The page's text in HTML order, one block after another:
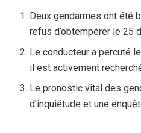
Deux gendarmes ont été
refus d’obtempérer le 25
Le conducteur a percuté
il est activement
Le pronostic vital des
d’inquiétude et une